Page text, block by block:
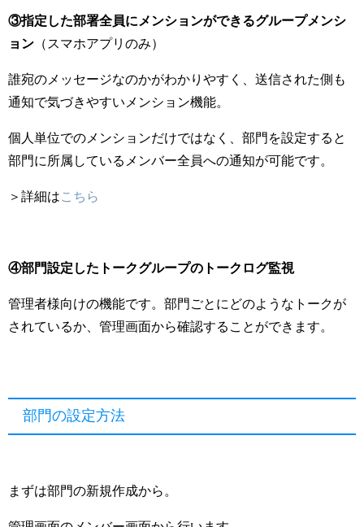
③指定した部署全員にメンションができるグループメンシ
ョン （スマホアプリのみ）
誰宛のメッセージなのかがわかりやすく、送信された側も
通知で気づきやすいメンション機能。
個人単位でのメンションだけではなく、部門を設定すると
部門に所属しているメンバー全員への通知が可能です。
＞詳細は こちら
④部門設定したトークグループのトークログ監視
管理者様向けの機能です。部門ごとにどのようなトークが
されているか、管理画面から確認することができます。
部門の設定方法
まずは部門の新規作成から。